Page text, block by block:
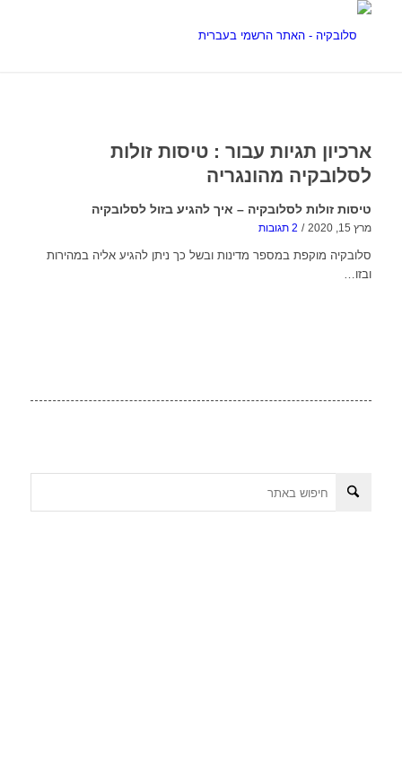
ארכיון תגיות עבור : טיסות זולות
לסלובקיה מהונגריה
טיסות זולות לסלובקיה – איך להגיע בזול לסלובקיה
מרץ 15, 2020 / 2 תגובות
סלובקיה מוקפת במספר מדינות ובשל כך ניתן להגיע אליה במהירות
ובזו…